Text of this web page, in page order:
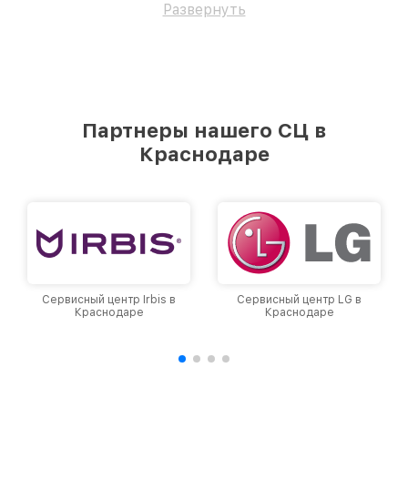
Развернуть
Партнеры нашего СЦ в
Краснодаре
Сервисный центр Irbis в
Краснодаре
Сервисный центр LG в
Краснодаре